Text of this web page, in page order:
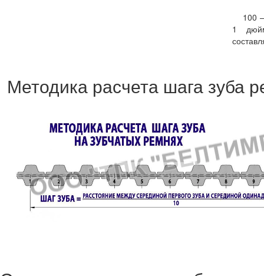
100 –
1
Методика расчета шага зуба